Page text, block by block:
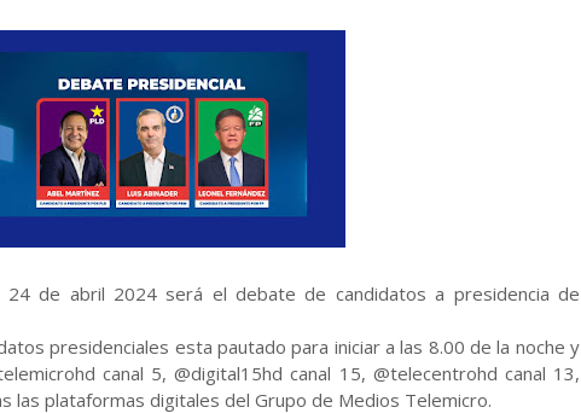
24 de abril 2024 será el debate de candidatos a presidencia de
presidenciales esta pautado para iniciar a las 8.00 de la noche y
canal 5, @digital15hd canal 15, @telecentrohd canal 13,
las plataformas digitales del Grupo de Medios Telemicro.